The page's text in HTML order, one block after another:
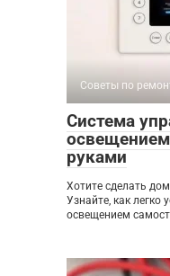
Советы по
Система
руками
Хотите сделать
Узнайте, как легко
освещением